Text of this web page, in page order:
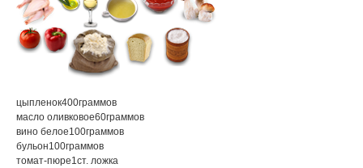
цыпленок400граммов
масло оливковое60граммов
вино белое100граммов
бульон100граммов
томат-пюре1ст. ложка